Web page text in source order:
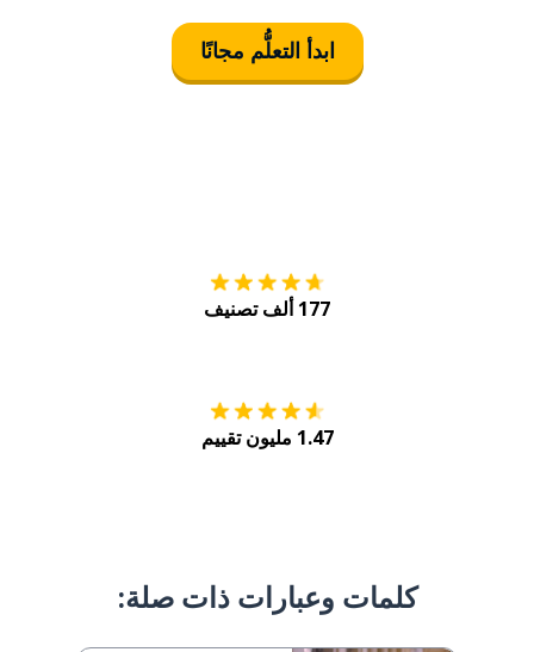
ابدأ التعلُّم مجانًا
177 ألف تصنيف
1.47 مليون تقييم
كلمات وعبارات ذات صلة: